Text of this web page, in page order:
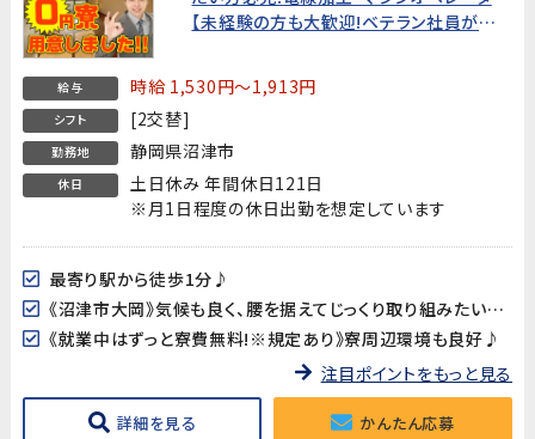
【未経験の方も大歓迎!ベテラン社員がマン
給与 時給 1,530円～1,913円
シフト [2交替]
勤務地 静岡県沼津市
休日
土日休み 年間休日121日
※月1日程度の休日出勤を想定しています
最寄り駅から徒歩1分♪
《沼津市大岡》気候も良く、腰を据えてじっくり取り組みたい方にオススメです!
《就業中はずっと寮費無料!※規定あり》寮周辺環境も良好♪
注目ポイントをもっと見る
詳細を見る かんたん応募